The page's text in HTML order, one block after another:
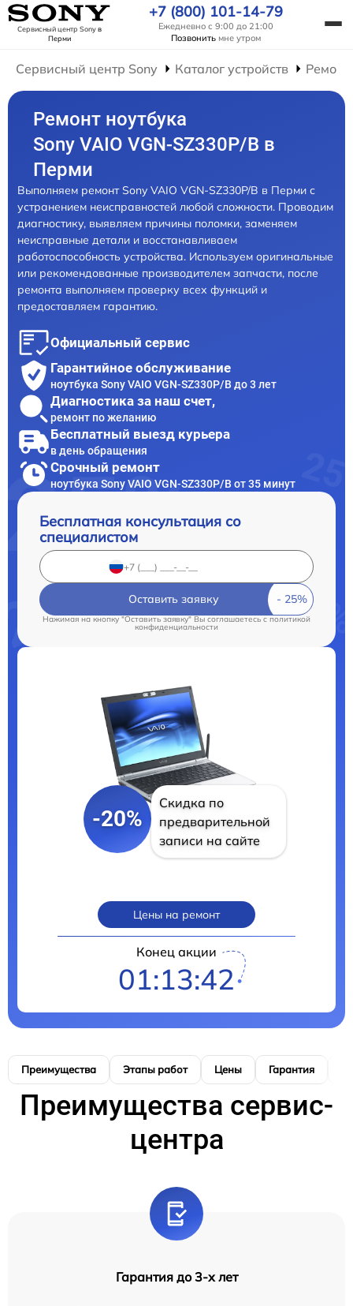
Сервисный центр Sonyв
Перми
+7 (800) 101-14-79
Ежедневно с 9:00 до 21:00
Позвонить мне утром
Сервисный центр Sony Каталог устройств
Ремонт ноутбука
Sony VAIO VGN-SZ330P/B в
Перми
Выполняем ремонт Sony VAIO VGN-SZ330P/B в Перми с
устранением неисправностей любой сложности. Проводим
диагностику, выявляем причины поломки, заменяем
неисправные детали и восстанавливаем
работоспособность устройства. Используем оригинальные
или рекомендованные производителем запчасти, после
ремонта выполняем проверку всех функций и
предоставляем гарантию.
Официальный сервис
Гарантийное обслуживание
ноутбука Sony VAIO VGN-SZ330P/B до 3 лет
Диагностика за наш счет,
ремонт по желанию
Бесплатный выезд курьера
в день обращения
Срочный ремонт
ноутбука Sony VAIO VGN-SZ330P/B от 35 минут
Бесплатная консультация со
специалистом
Оставить заявку
Нажимая на кнопку "Оставить заявку" Вы соглашаетесь cполитикой
конфиденциальности
-20%
Скидка по
предварительной
записи на сайте
Цены на ремонт
Конец акции
01:13:41
Преимущества Этапы работ Цены Гарантия
Преимущества сервис-
центра
Гарантия до 3-х лет